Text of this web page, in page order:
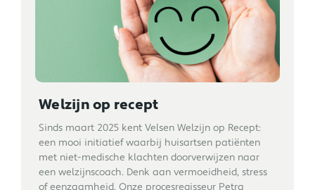
Welzijn op recept
Sinds maart 2025 kent Velsen Welzijn op Recept:
een mooi initiatief waarbij huisartsen patiënten
met niet-medische klachten doorverwijzen naar
een welzijnscoach. Denk aan vermoeidheid, stress
of eenzaamheid. Onze procesregisseur Petra